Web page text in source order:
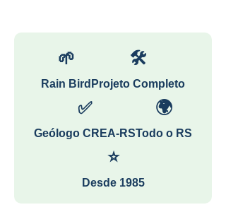
🌱
Rain Bird
🛠
Projeto Completo
✅
Geólogo CREA-RS
🌍
Todo o RS
⭐
Desde 1985